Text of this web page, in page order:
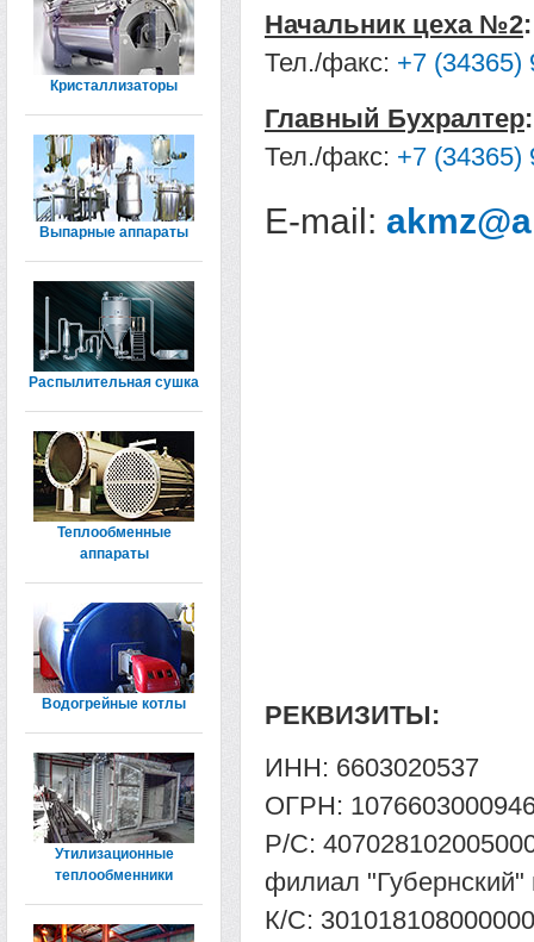
Начальник цеха №2:
Тел./факс: +7 (34365)
Главный Бухралтер:
Тел./факс: +7 (34365)
E-mail:
РЕКВИЗИТЫ:
ИНН: 6603020537
ОГРН:
Р/С:
филиал
К/С:
Кристаллизаторы
Выпарные аппараты
Распылительная сушка
Теплообменные
аппараты
Водогрейные котлы
Утилизационные
теплообменники